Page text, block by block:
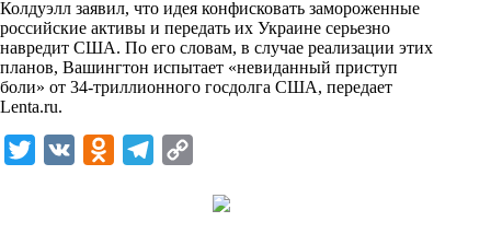
i
Колдуэлл заявил, что идея конфисковать замороженные
российские активы и передать их Украине серьезно
навредит США. По его словам, в случае реализации этих
планов, Вашингтон испытает «невиданный приступ
боли» от 34-триллионного госдолга США, передает
Lenta.ru.